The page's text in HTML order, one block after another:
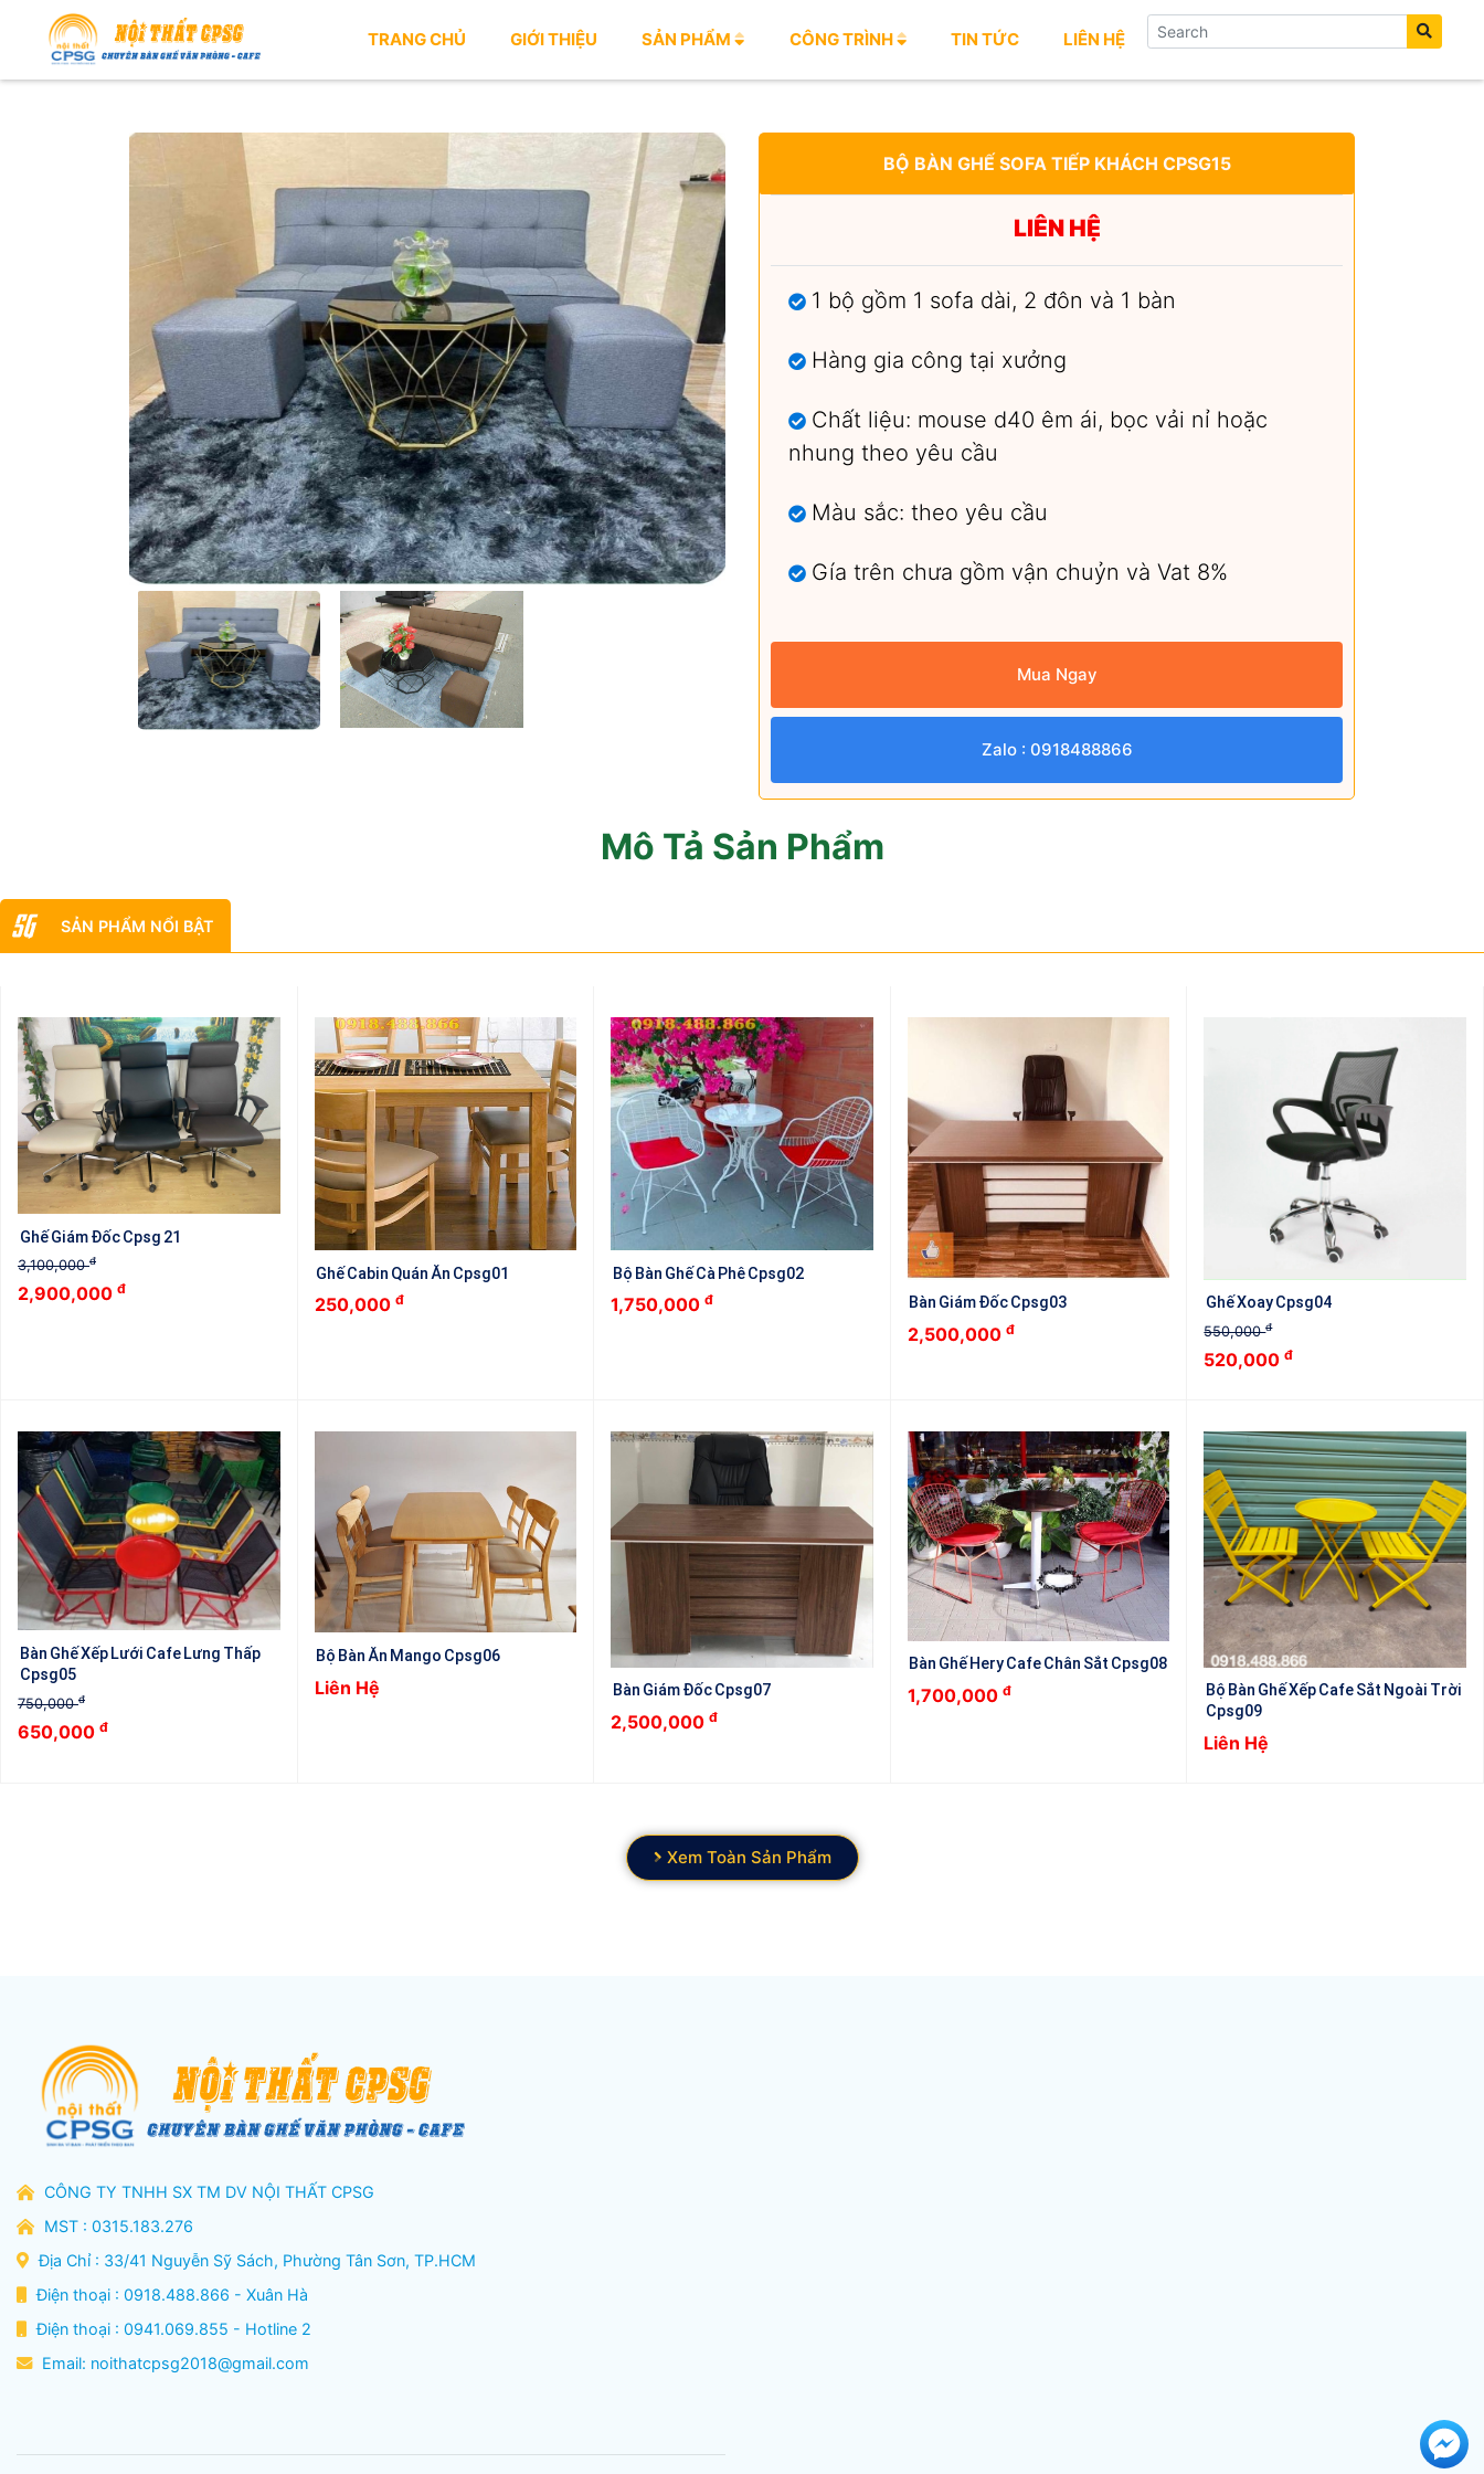
TRANG CHỦ GIỚI THIỆU SẢN PHẨM CÔNG TRÌNH TIN TỨC LIÊN HỆ
BỘ BÀN GHẾ SOFA TIẾP KHÁCH CPSG15
LIÊN HỆ
1 bộ gồm 1 sofa dài, 2 đôn và 1 bàn
Hàng gia công tại xưởng
Chất liệu: mouse d40 êm ái, bọc vải nỉ hoặc
nhung theo yêu cầu
Màu sắc: theo yêu cầu
Gía trên chưa gồm vận chuỷn và Vat 8%
Mua Ngay
Zalo : 0918488866
Mô Tả Sản Phẩm
SẢN PHẨM NỔI BẬT
Ghế Giám Đốc Cpsg 21
3,100,000đ
2,900,000 đ
Ghế Cabin Quán Ăn Cpsg01
250,000 đ
Bộ Bàn Ghế Cà Phê Cpsg02
1,750,000đ Bàn Giám Đốc Cpsg03
2,500,000 đ
Ghế Xoay Cpsg04
550,000đ
520,000đ
Bàn Ghế Xếp Lưới Cafe Lưng Thấp
Cpsg05
750,000đ
650,000 đ
Bộ Bàn Ăn Mango Cpsg06
Liên Hệ Bàn Giám Đốc Cpsg07
2,500,000đ
Bàn Ghế Hery Cafe Chân Sắt Cpsg08
1,700,000 đ
Bộ Bàn Ghế Xếp Cafe Sắt Ngoài Trời
Cpsg09
Liên Hệ
Xem Toàn Sản Phẩm
CÔNG TY TNHH SX TM DV NỘI THẤT CPSG
MST : 0315.183.276
Địa Chỉ : 33/41 Nguyễn Sỹ Sách, Phường Tân Sơn, TP.HCM
Điện thoại : 0918.488.866 - Xuân Hà
Điện thoại : 0941.069.855 - Hotline 2
Email: noithatcpsg2018@gmail.com